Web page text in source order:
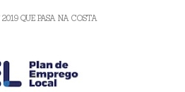
QUE PASA NA COSTA